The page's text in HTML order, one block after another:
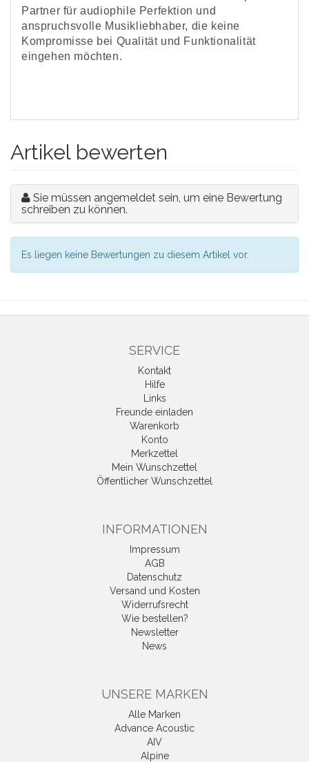
Partner für audiophile Perfektion und
anspruchsvolle Musikliebhaber, die keine
Kompromisse bei Qualität und Funktionalität
eingehen möchten.
Artikel bewerten
Sie müssen angemeldet sein, um eine Bewertung
schreiben zu können.
Es liegen keine Bewertungen zu diesem Artikel vor.
SERVICE
Kontakt
Hilfe
Links
Freunde einladen
Warenkorb
Konto
Merkzettel
Mein Wunschzettel
Öffentlicher Wunschzettel
INFORMATIONEN
Impressum
AGB
Datenschutz
Versand und Kosten
Widerrufsrecht
Wie bestellen?
Newsletter
News
UNSERE MARKEN
Alle Marken
Advance Acoustic
AIV
Alpine